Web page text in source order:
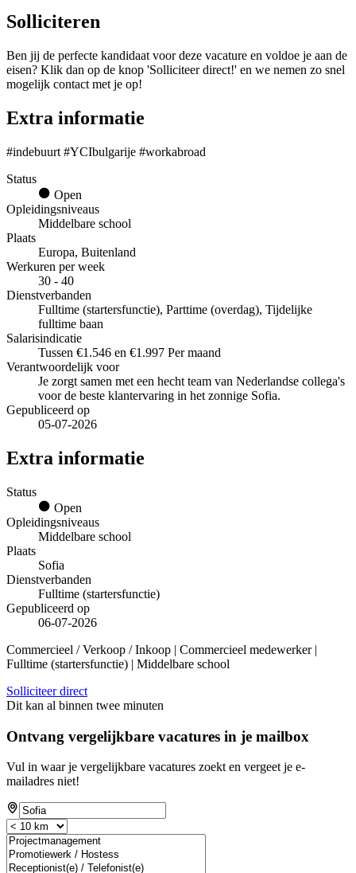
Solliciteren
Ben jij de perfecte kandidaat voor deze vacature en voldoe je aan de
eisen? Klik dan op de knop 'Solliciteer direct!' en we nemen zo snel
mogelijk contact met je op!
Extra informatie
#indebuurt #YCIbulgarije #workabroad
Status
Open
Opleidingsniveaus
Middelbare school
Plaats
Europa, Buitenland
Werkuren per week
30 - 40
Dienstverbanden
Fulltime (startersfunctie), Parttime (overdag), Tijdelijke
fulltime baan
Salarisindicatie
Tussen €1.546 en €1.997 Per maand
Verantwoordelijk voor
Je zorgt samen met een hecht team van Nederlandse collega's
voor de beste klantervaring in het zonnige Sofia.
Gepubliceerd op
05-07-2026
Extra informatie
Status
Open
Opleidingsniveaus
Middelbare school
Plaats
Sofia
Dienstverbanden
Fulltime (startersfunctie)
Gepubliceerd op
06-07-2026
Commercieel / Verkoop / Inkoop | Commercieel medewerker |
Fulltime (startersfunctie) | Middelbare school
Solliciteer direct
Dit kan al binnen twee minuten
Ontvang vergelijkbare vacatures in je mailbox
Vul in waar je vergelijkbare vacatures zoekt en vergeet je e-
mailadres niet!